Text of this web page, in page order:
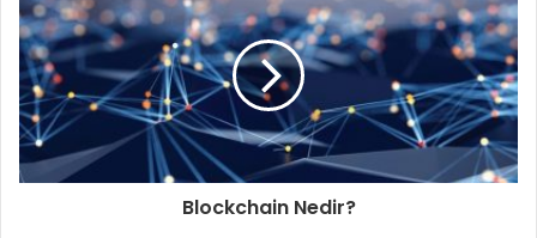
Blockchain Nedir?